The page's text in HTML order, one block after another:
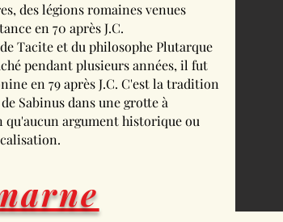
des légions romaines venues
en 70 après J.C.
Tacite et du philosophe Plutarque
pendant plusieurs années, il fut
en 79 après J.C. C'est la tradition
Sabinus dans une grotte à
qu'aucun argument historique ou